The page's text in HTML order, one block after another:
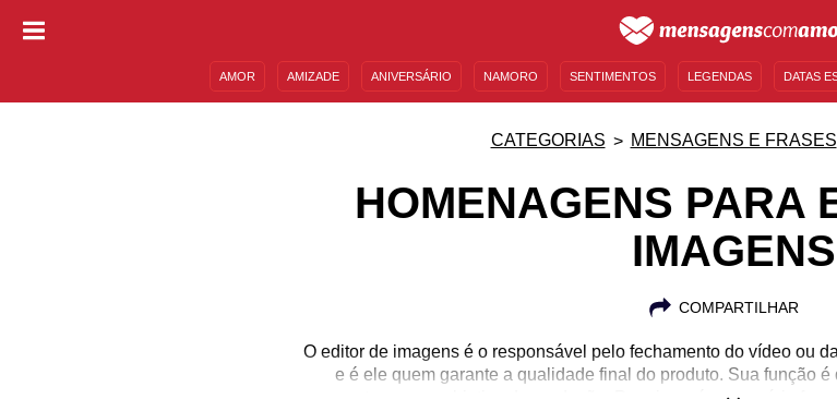
AMOR AMIZADE ANIVERSÁRIO NAMORO SENTIMENTOS LEGENDAS DATAS
CATEGORIAS MENSAGENS E FRASES
HOMENAGENS PARA
IMAGENS
COMPARTILHAR
O editor de imagens é o responsável pelo fechamento do vídeo ou
e é ele quem garante a qualidade final do produto. Sua função